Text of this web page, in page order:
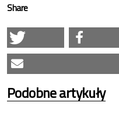
Share
Podobne artykuły